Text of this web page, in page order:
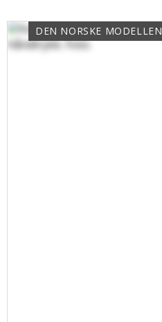
DEN NORSKE MODELLEN